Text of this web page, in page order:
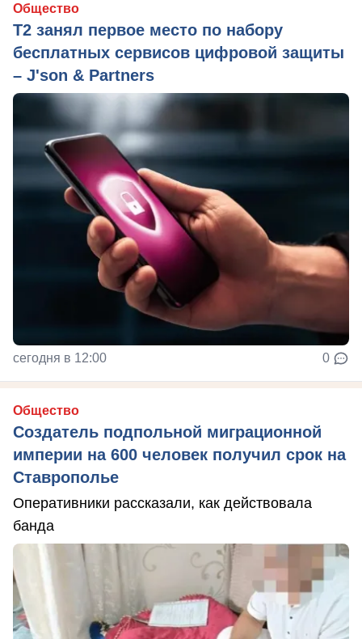
Общество
Т2 занял первое место по набору
бесплатных сервисов цифровой защиты
– J'son & Partners
сегодня в 12:00 0
Общество
Создатель подпольной миграционной
империи на 600 человек получил срок на
Ставрополье
Оперативники рассказали, как действовала
банда